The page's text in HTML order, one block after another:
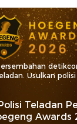
Usulkan
Teladan
Awards